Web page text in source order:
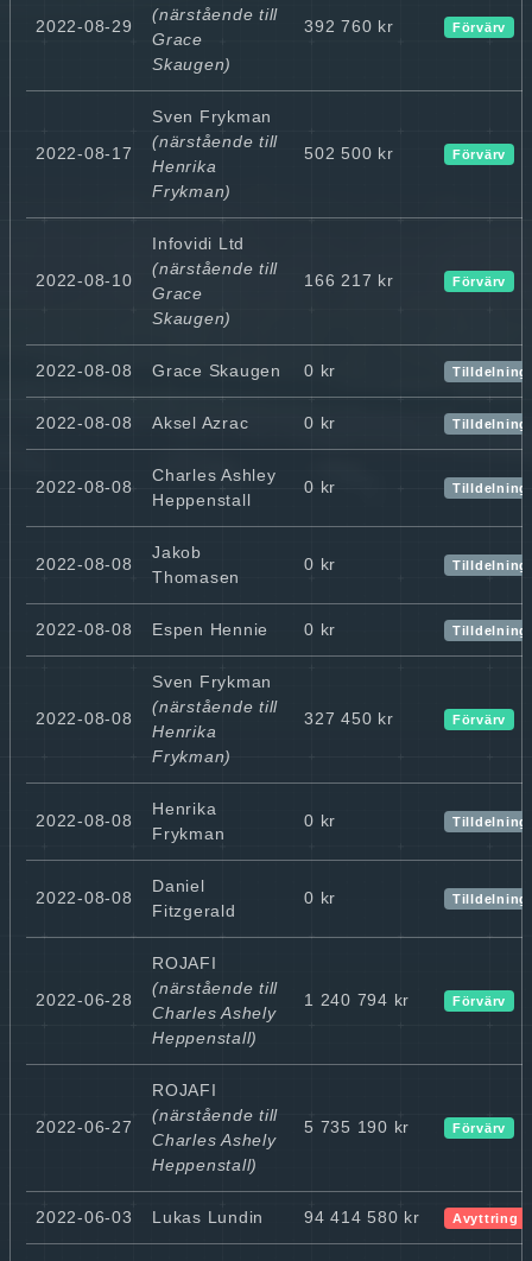
2022-08-29
(närstående till
Grace
Skaugen)
392 760 kr Förvärv
2022-08-17
Sven Frykman
(närstående till
Henrika
Frykman)
502 500 kr Förvärv
2022-08-10
Infovidi Ltd
(närstående till
Grace
Skaugen)
166 217 kr Förvärv
2022-08-08 Grace Skaugen 0 kr Tilldelning
2022-08-08 Aksel Azrac 0 kr Tilldelning
2022-08-08
Charles Ashley
Heppenstall
0 kr Tilldelning
2022-08-08
Jakob
Thomasen
0 kr Tilldelning
2022-08-08 Espen Hennie 0 kr Tilldelning
2022-08-08
Sven Frykman
(närstående till
Henrika
Frykman)
327 450 kr Förvärv
2022-08-08
Henrika
Frykman
0 kr Tilldelning
2022-08-08
Daniel
Fitzgerald
0 kr Tilldelning
2022-06-28
ROJAFI
(närstående till
Charles Ashely
Heppenstall)
1 240 794 kr Förvärv
2022-06-27
ROJAFI
(närstående till
Charles Ashely
Heppenstall)
5 735 190 kr Förvärv
2022-06-03 Lukas Lundin 94 414 580 kr Avyttring